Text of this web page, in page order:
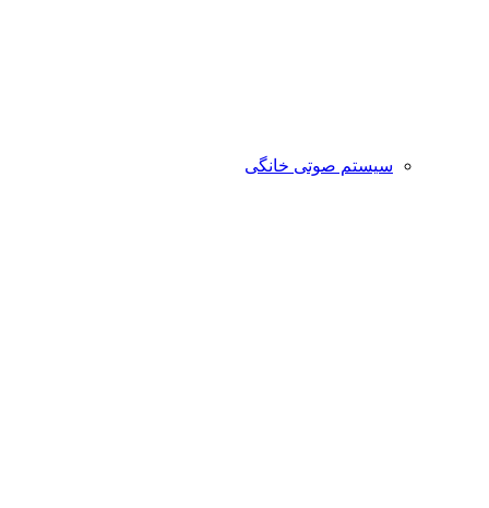
سیستم صوتی خانگی